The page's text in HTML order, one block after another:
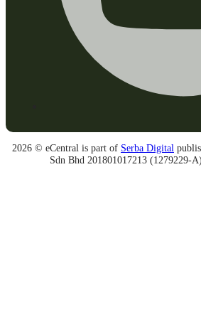
2026 © eCentral is part of Serba Digital
Sdn Bhd 201801017213 (1279229-